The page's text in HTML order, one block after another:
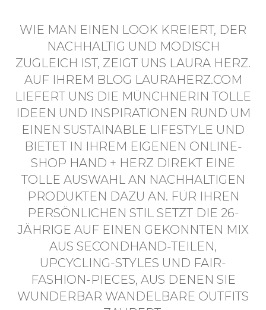
WIE MAN EINEN LOOK KREIERT, DER
NACHHALTIG UND MODISCH
ZUGLEICH IST, ZEIGT UNS LAURA HERZ.
AUF IHREM BLOG LAURAHERZ.COM
LIEFERT UNS DIE MÜNCHNERIN TOLLE
IDEEN UND INSPIRATIONEN RUND UM
EINEN SUSTAINABLE LIFESTYLE UND
BIETET IN IHREM EIGENEN ONLINE-
SHOP HAND + HERZ DIREKT EINE
TOLLE AUSWAHL AN NACHHALTIGEN
PRODUKTEN DAZU AN. FÜR IHREN
PERSÖNLICHEN STIL SETZT DIE 26-
JÄHRIGE AUF EINEN GEKONNTEN MIX
AUS SECONDHAND-TEILEN,
UPCYCLING-STYLES UND FAIR-
FASHION-PIECES, AUS DENEN SIE
WUNDERBAR WANDELBARE OUTFITS